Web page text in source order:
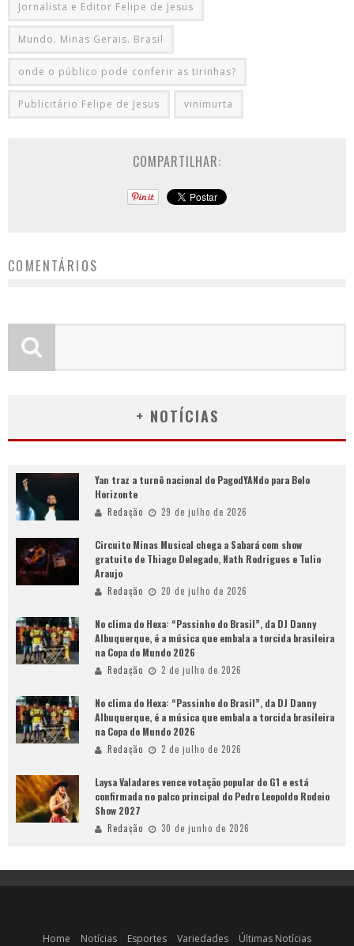
Jornalista e Editor Felipe de Jesus
Mundo. Minas Gerais. Brasil
onde o público pode conferir as tirinhas?
Publicitário Felipe de Jesus vinimurta
COMPARTILHAR:
COMENTÁRIOS
+ NOTÍCIAS
Yan traz a turnê nacional do PagodYANdo para Belo
Horizonte
Redação 29 de julho de 2026
Circuito Minas Musical chega a Sabará com show
gratuito de Thiago Delegado, Nath Rodrigues e Tulio
Araujo
Redação 20 de julho de 2026
No clima do Hexa: “Passinho do Brasil”, da DJ Danny
Albuquerque, é a música que embala a torcida brasileira
na Copa do Mundo 2026
Redação 2 de julho de 2026
No clima do Hexa: “Passinho do Brasil”, da DJ Danny
Albuquerque, é a música que embala a torcida brasileira
na Copa do Mundo 2026
Redação 2 de julho de 2026
Laysa Valadares vence votação popular do G1 e está
confirmada no palco principal do Pedro Leopoldo Rodeio
Show 2027
Redação 30 de junho de 2026
Home Notícias Esportes Variedades Últimas Notícias